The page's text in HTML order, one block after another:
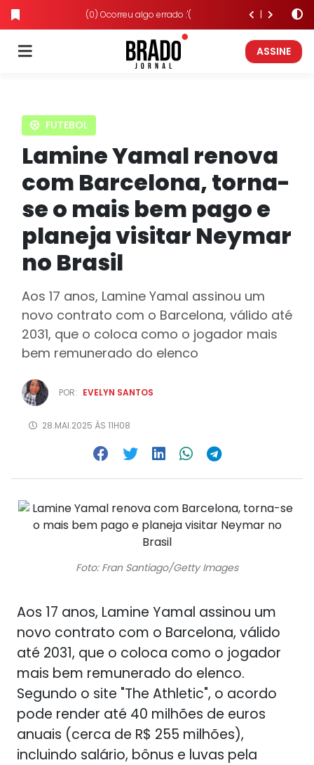
(0) Ocorreu algo errado :'(
ASSINE
FUTEBOL
Lamine Yamal renova
com Barcelona, torna-
se o mais bem pago e
planeja visitar Neymar
no Brasil
Aos 17 anos, Lamine Yamal assinou um
novo contrato com o Barcelona, válido até
2031, que o coloca como o jogador mais
bem remunerado do elenco
POR: EVELYN SANTOS
28.MAI.2025 ÀS 11H08
Foto: Fran Santiago/Getty Images
Aos 17 anos, Lamine Yamal assinou um
novo contrato com o Barcelona, válido
até 2031, que o coloca como o jogador
mais bem remunerado do elenco.
Segundo o site "The Athletic", o acordo
pode render até 40 milhões de euros
anuais (cerca de R$ 255 milhões),
incluindo salário, bônus e luvas pela